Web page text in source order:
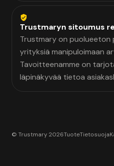
Trustmaryn sitoumus
Trustmary on puolueeton
yrityksiä manipuloimaan
Tavoitteenamme on
läpinäkyvää tietoa
© Trustmary 2026TuoteTietosuoja